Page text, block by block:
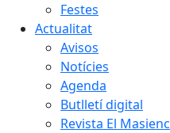
Festes
Actualitat
Avisos
Notícies
Agenda
Butlletí digital
Revista El Masienc